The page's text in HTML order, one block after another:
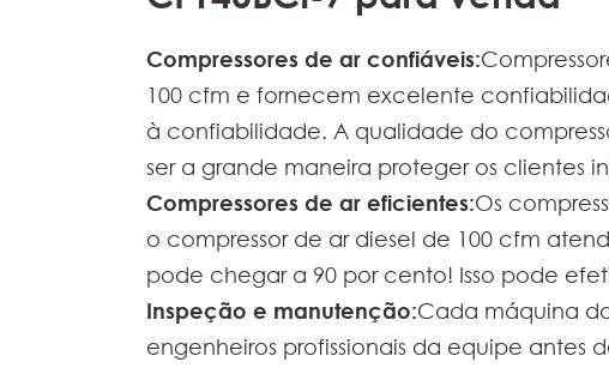
Compressores de ar confiáveis:
100 cfm e fornecem excelente
à confiabilidade. A qualidade do
ser a grande maneira proteger os clientes
Compressores de ar eficientes:Os
o compressor de ar diesel de 100 cfm
pode chegar a 90 por cento! Isso pode
Inspeção e manutenção:Cada máquina
engenheiros profissionais da equipe antes